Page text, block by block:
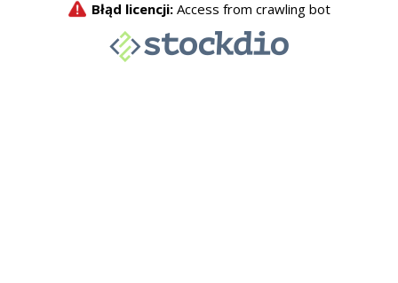
Błąd licencji: Access from crawling bot